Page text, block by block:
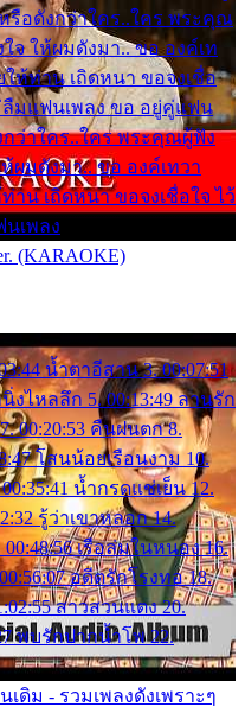
รือดังกว่าใคร..ใคร พระคุณ
จ ให้ผมดังมา.. ขอ องค์เท
ห้ท่าน เถิดหนา ขอจงเชื่อ
ลืมแฟนเพลง ขอ อยู่คู่แฟน
กว่าใคร..ใคร พระคุณผู้ฟัง
ผมดังมา.. ขอ องค์เทวา
น เถิดหนา ขอจงเชื่อใจ ไว้
เพลง
(KARAOKE)
น้ำตาอีสาน 3. 00:07:51
งไหลลึก 5. 00:13:49 ลานรัก
00:20:53 คืนฝนตก 8.
โสนน้อยเรือนงาม 10.
น้ำกรดแช่เย็น 12.
รู้ว่าเขาหลอก 14.
เรือล่มในหนอง 16.
อดีตรักโรงทอ 18.
สาวสวนแตง 20.
พบรักปากน้ำโพ 22.
ม - รวมเพลงดังเพราะๆ